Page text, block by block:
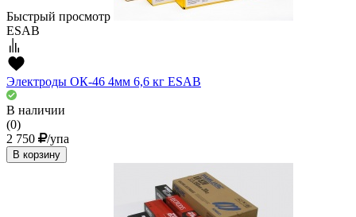
Быстрый просмотр
ESAB
Электроды ОК-46 4мм 6,6 кг ESAВ
В наличии
(0)
2 750
/упа
В корзину